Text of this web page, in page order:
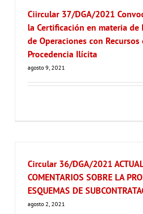
Ciircular 37/DGA/2021
la Certificación en materia de
de Operaciones con Recursos
Procedencia Ilícita
agosto 9, 2021
Circular 36/DGA/2021
COMENTARIOS SOBRE LA
ESQUEMAS DE
agosto 2, 2021